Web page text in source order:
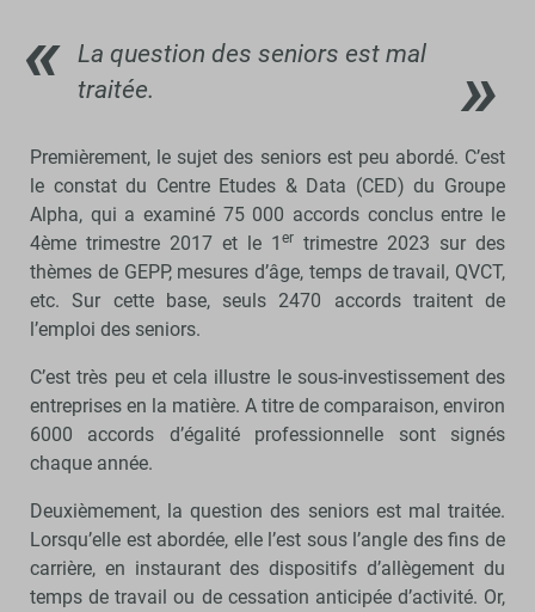
La question des seniors est mal
traitée.
Premièrement, le sujet des seniors est peu abordé. C’est
le constat du Centre Etudes & Data (CED) du Groupe
Alpha, qui a examiné 75 000 accords conclus entre le
4ème trimestre 2017 et le 1 er trimestre 2023 sur des
thèmes de GEPP, mesures d’âge, temps de travail, QVCT,
etc. Sur cette base, seuls 2470 accords traitent de
l’emploi des seniors.
C’est très peu et cela illustre le sous-investissement des
entreprises en la matière. A titre de comparaison, environ
6000 accords d’égalité professionnelle sont signés
chaque année.
Deuxièmement, la question des seniors est mal traitée.
Lorsqu’elle est abordée, elle l’est sous l’angle des fins de
carrière, en instaurant des dispositifs d’allègement du
temps de travail ou de cessation anticipée d’activité. Or,